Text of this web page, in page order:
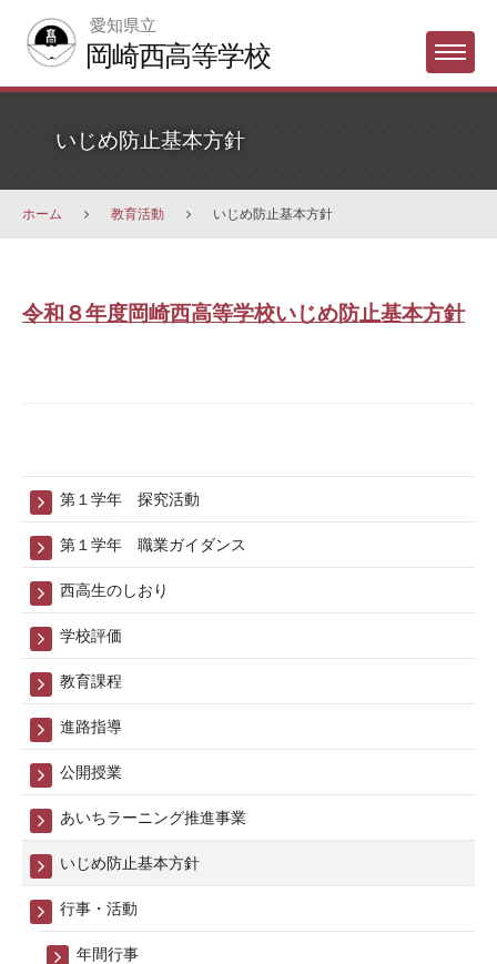
愛知県立
岡崎西高等学校 Menu
いじめ防止基本方針
ホーム 教育活動 いじめ防止基本方針
い
本
方
針
2026
年
月
25
日
令和８年度岡崎西高等学校いじめ防止基本方針
第１学年 探究活動
第１学年 職業ガイダンス
西高生のしおり
学校評価
教育課程
進路指導
公開授業
あいちラーニング推進事業
いじめ防止基本方針
行事・活動
年間行事